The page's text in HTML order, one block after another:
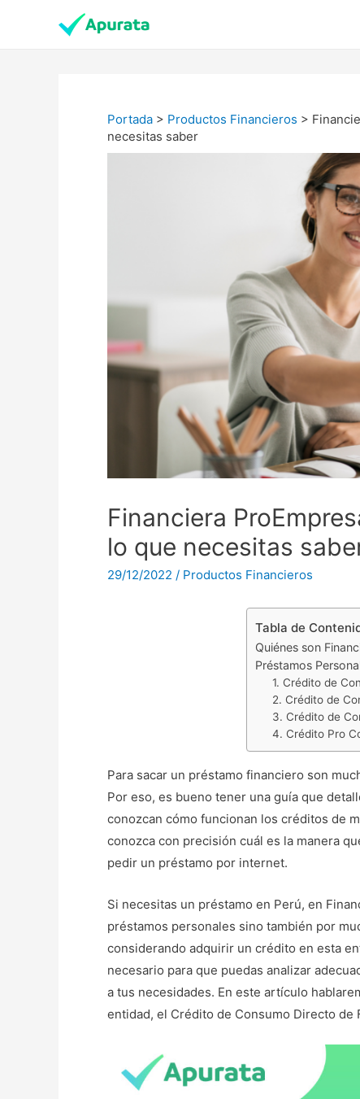
Portada > Productos Financieros >
necesitas saber
Financiera
lo que necesitas
29/12/2022 / Productos Financieros
Tabla de
Quiénes son
Préstamos
1. Crédito de
2. Crédito de
3. Crédito de
4. Crédito Pro
Para sacar un préstamo financiero son
Por eso, es bueno tener una guía que
conozcan cómo funcionan los créditos de
conozca con precisión cuál es la manera
pedir un préstamo por internet.
Si necesitas un préstamo en Perú, en
préstamos personales sino también por
considerando adquirir un crédito en esta
necesario para que puedas analizar
a tus necesidades. En este artículo
entidad, el Crédito de Consumo Directo de